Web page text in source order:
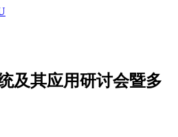
及其应用研讨会暨多